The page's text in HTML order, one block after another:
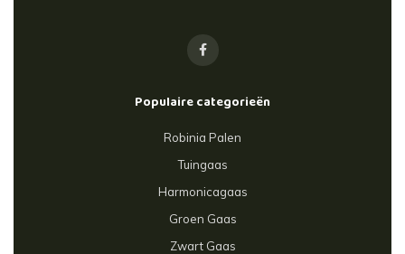
Populaire categorieën
Robinia Palen
Tuingaas
Harmonicagaas
Groen Gaas
Zwart Gaas